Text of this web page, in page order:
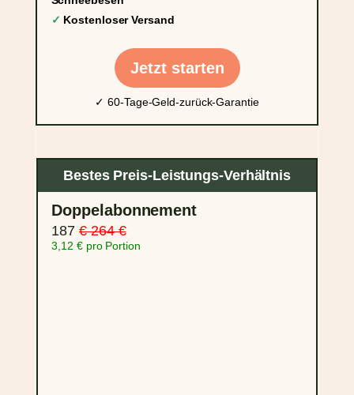
✓ Kostenloser Versand
Jetzt starten
✓ 60-Tage-Geld-zurück-Garantie
Bestes Preis-Leistungs-Verhältnis
Doppelabonnement
187 € 264 €
3,12 € pro Portion